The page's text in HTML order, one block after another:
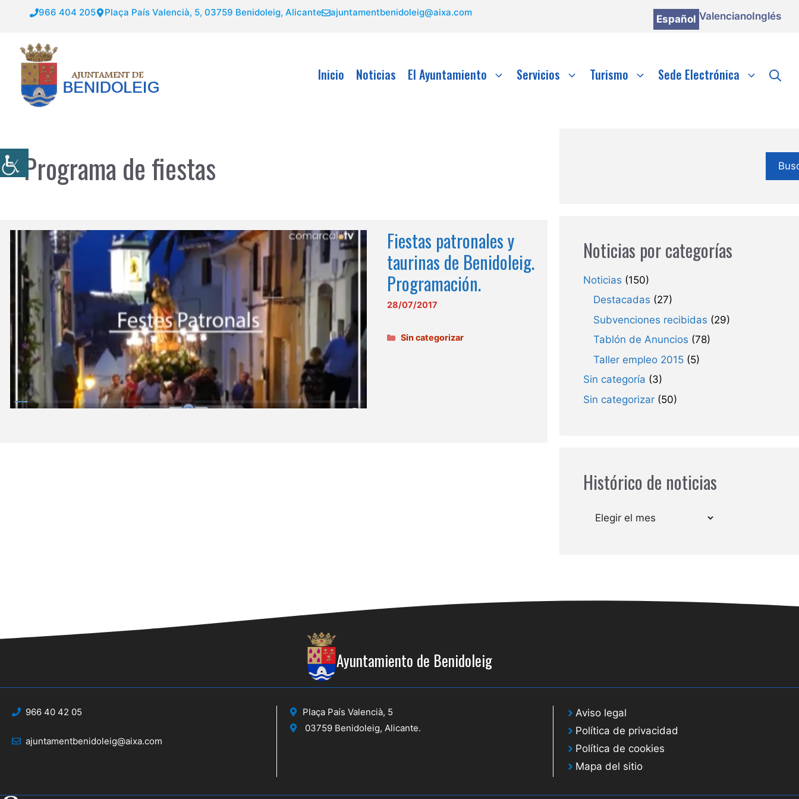
966 404 205 Plaça País Valencià, 5, 03759 Benidoleig, Alicante ajuntamentbenidoleig@aixa.com
Español ValencianoInglés
Inicio Noticias El Ayuntamiento Servicios Turismo Sede Electrónica
Programa de fiestas
Fiestas patronales y
taurinas de Benidoleig.
Programación.
28/07/2017
Categorías
Sin categorizar
Noticias por categorías
Noticias (150)
Destacadas (27)
Subvenciones recibidas (29)
Tablón de Anuncios (78)
Taller empleo 2015(5)
Sin categoría (3)
Sin categorizar(50)
Histórico de noticias
Archivos
Ayuntamiento de Benidoleig
966 40 42 05
ajuntamentbenidoleig@aixa.com
Plaça País Valencià, 5
03759 Benidoleig, Alicante.
Aviso legal
Política de privacidad
Política de cookies
Mapa del sitio